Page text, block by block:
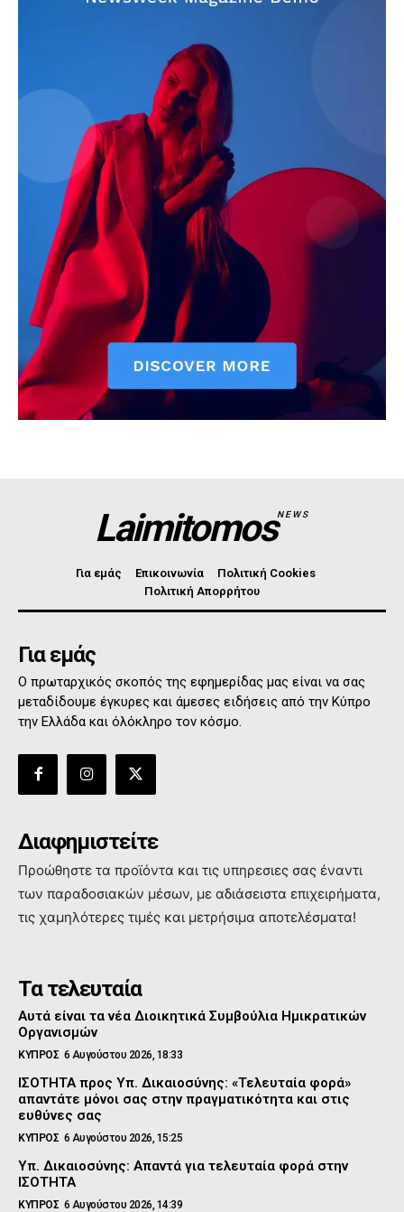
LaimitomosNEWS
Για εμάς Επικοινωνία
Πολιτική Cookies
Πολιτική Απορρήτου
Για εμάς
Ο πρωταρχικός σκοπός της εφημερίδας μας είναι να σας
μεταδίδουμε έγκυρες και άμεσες ειδήσεις από την Κύπρο
την Ελλάδα και όλόκληρο τον κόσμο.
Διαφημιστείτε
Προώθηστε τα προϊόντα και τις υπηρεσιες σας έναντι
των παραδοσιακών μέσων, με αδιάσειστα επιχειρήματα,
τις χαμηλότερες τιμές και μετρήσιμα αποτελέσματα!
Τα τελευταία
Αυτά είναι τα νέα Διοικητικά Συμβούλια Ημικρατικών
Οργανισμών
ΚΥΠΡΟΣ 6 Αυγούστου 2026, 18:33
ΙΣΟΤΗΤΑ προς Υπ. Δικαιοσύνης: «Τελευταία φορά»
απαντάτε μόνοι σας στην πραγματικότητα και στις
ευθύνες σας
ΚΥΠΡΟΣ 6 Αυγούστου 2026, 15:25
Υπ. Δικαιοσύνης: Απαντά για τελευταία φορά στην
ΙΣΟΤΗΤΑ
ΚΥΠΡΟΣ 6 Αυγούστου 2026, 14:39